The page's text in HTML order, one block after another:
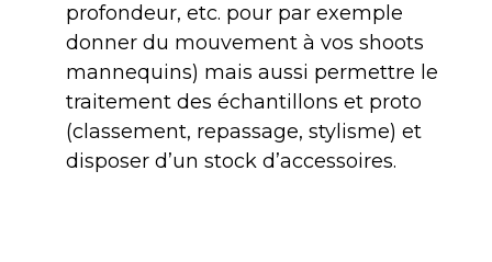
profondeur, etc. pour par exemple
donner du mouvement à vos shoots
mannequins) mais aussi permettre le
traitement des échantillons et proto
(classement, repassage, stylisme) et
disposer d’un stock d’accessoires.